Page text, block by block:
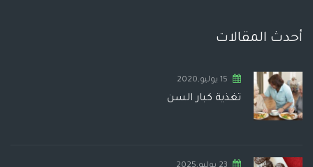
أحدث المقالات
15 يوليو,2020
تغذية كبار السن